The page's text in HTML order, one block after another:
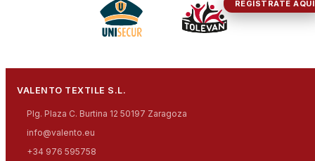
REGÍSTRATE AQUÍ
VALENTO TEXTILE S.L.
Plg. Plaza C. Burtina 12 50197 Zaragoza
info@valento.eu
+34 976 595758